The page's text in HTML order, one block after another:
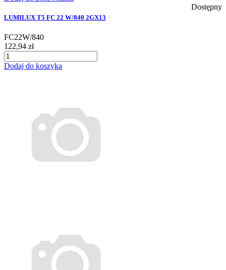
Dostępny
LUMILUX T5 FC 22 W/840 2GX13
FC22W/840
122,94 zł
Dodaj do koszyka